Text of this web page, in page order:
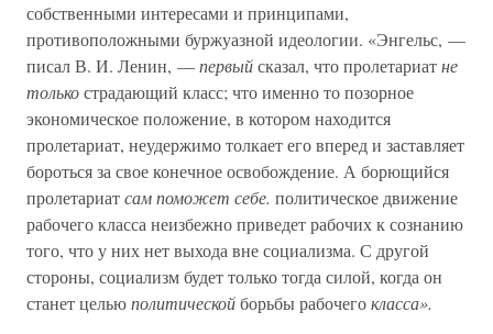
собственными интересами и принципами,
противоположными буржуазной идеологии. «Энгельс, —
писал В. И. Ленин, —первыйсказал, что пролетариатне
толькострадающий класс; что именно то позорное
экономическое положение, в котором находится
пролетариат, неудержимо толкает его вперед и заставляет
бороться за свое конечное освобождение. А борющийся
пролетариатсам поможет себе. политическое движение
рабочего класса неизбежно приведет рабочих к сознанию
того, что у них нет выхода вне социализма. С другой
стороны, социализм будет только тогда силой, когда он
станет цельюполитическойборьбы рабочегокласса».